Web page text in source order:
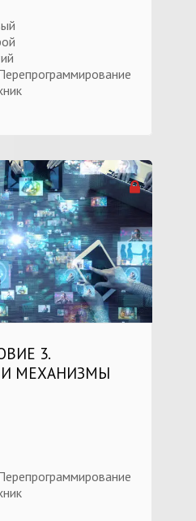
3.
И МЕХАНИЗМЫ